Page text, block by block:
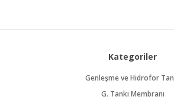
Kategoriler
Genleşme ve Hidrofor
G. Tankı Membranı